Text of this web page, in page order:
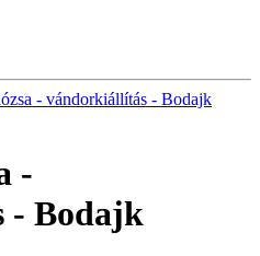
- vándorkiállítás - Bodajk
-
- Bodajk